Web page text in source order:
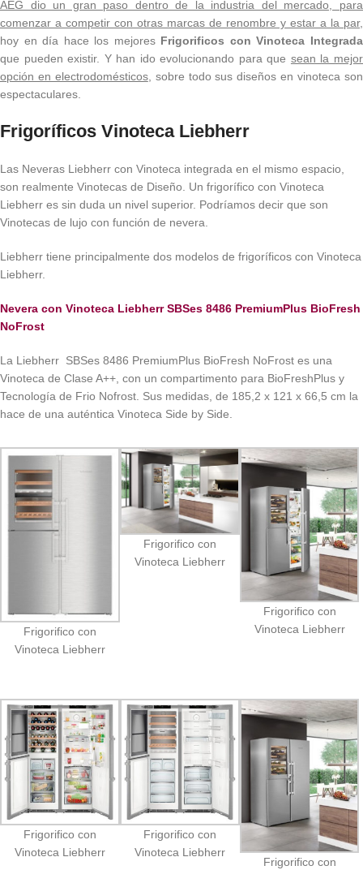
AEG dio un gran paso dentro de la industria del mercado, para
comenzar a competir con otras marcas de renombre y estar a la par,
hoy en día hace los mejores Frigorificos con Vinoteca Integrada
que pueden existir. Y han ido evolucionando para que sean la mejor
opción en electrodomésticos, sobre todo sus diseños en vinoteca son
espectaculares.
Frigoríficos Vinoteca Liebherr
Las Neveras Liebherr con Vinoteca integrada en el mismo espacio,
son realmente Vinotecas de Diseño. Un frigorífico con Vinoteca
Liebherr es sin duda un nivel superior. Podríamos decir que son
Vinotecas de lujo con función de nevera.
Liebherr tiene principalmente dos modelos de frigoríficos con Vinoteca
Liebherr.
Nevera con Vinoteca Liebherr SBSes 8486 PremiumPlus BioFresh
NoFrost
La Liebherr SBSes 8486 PremiumPlus BioFresh NoFrost es una
Vinoteca de Clase A++, con un compartimento para BioFreshPlus y
Tecnología de Frio Nofrost. Sus medidas, de 185,2 x 121 x 66,5 cm la
hace de una auténtica Vinoteca Side by Side.
Frigorifico con
Vinoteca Liebherr
Frigorifico con
Vinoteca Liebherr
Frigorifico con
Vinoteca Liebherr
Frigorifico con
Vinoteca Liebherr
Frigorifico con
Vinoteca Liebherr
Frigorifico con